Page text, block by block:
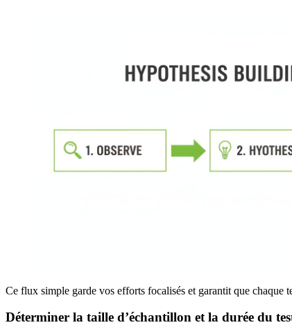
Ce flux simple garde vos efforts focalisés et garantit que chaque
Déterminer la taille d’échantillon et la durée du